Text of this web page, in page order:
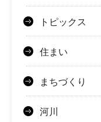
トピックス
住まい
まちづくり
河川